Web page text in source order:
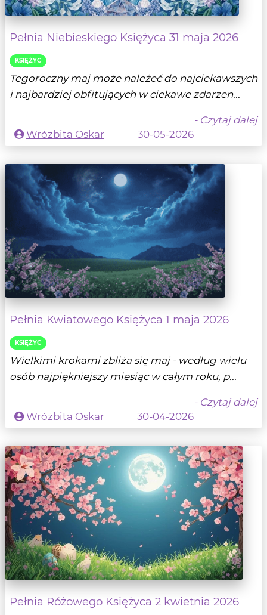
Pełnia Niebieskiego Księżyca 31 maja 2026
KSIĘŻYC
Tegoroczny maj może należeć do najciekawszych
i najbardziej obfitujących w ciekawe zdarzen...
- Czytaj dalej
Wróżbita Oskar
30-05-2026
Pełnia Kwiatowego Księżyca 1 maja 2026
KSIĘŻYC
Wielkimi krokami zbliża się maj - według wielu
osób najpiękniejszy miesiąc w całym roku, p...
- Czytaj dalej
Wróżbita Oskar
30-04-2026
Pełnia Różowego Księżyca 2 kwietnia 2026